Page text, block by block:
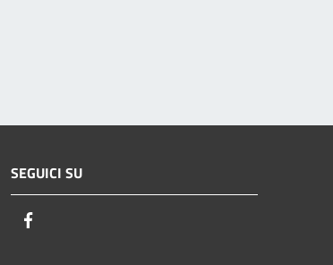
SEGUICI SU